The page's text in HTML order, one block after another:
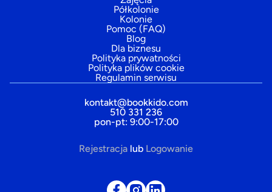
Półkolonie
Kolonie
Pomoc (FAQ)
Blog
Dla biznesu
Polityka prywatności
Polityka plików cookie
Regulamin serwisu
kontakt@bookkido.com
510 331 236
pon-pt: 9:00-17:00
Rejestracja lub Logowanie